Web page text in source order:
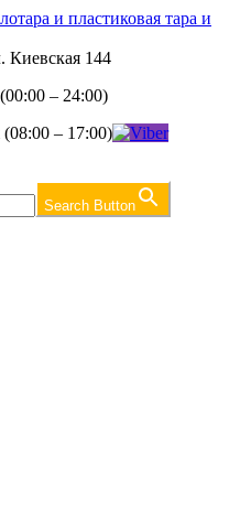
Киевская 144
– 24:00)
– 17:00)
Search Button